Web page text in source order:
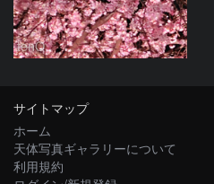
tenQ
サイトマップ
ホーム
天体写真ギャラリーについて
利用規約